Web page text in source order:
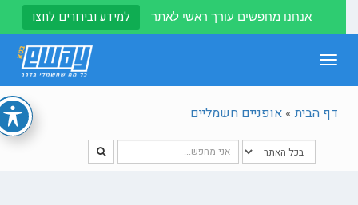
אנחנו מחפשים עורך ראשי לאתר למידע ובירורים לחצו
Toggle
דף הבית»אופניים חשמליים